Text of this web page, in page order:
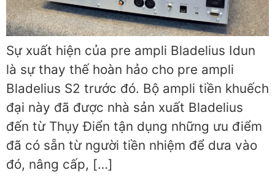
Sự xuất hiện của pre ampli Bladelius Idun
là sự thay thế hoàn hảo cho pre ampli
Bladelius S2 trước đó. Bộ ampli tiền khuếch
đại này đã được nhà sản xuất Bladelius
đến từ Thụy Điển tận dụng những ưu điểm
đã có sẵn từ người tiền nhiệm để dưa vào
đó, nâng cấp, […]